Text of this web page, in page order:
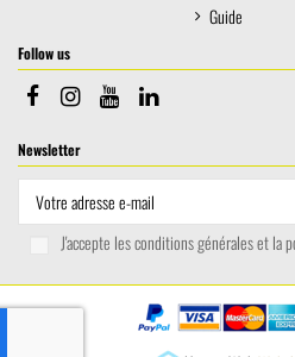
Guide
Follow us
Newsletter
J'accepte les conditions générales et la